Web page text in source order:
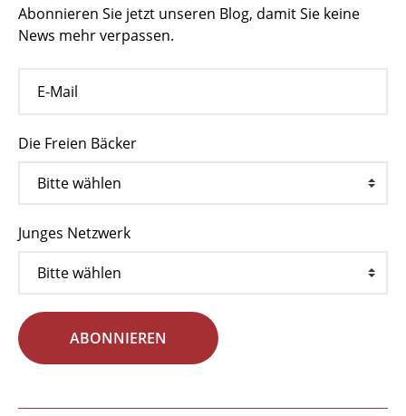
Abonnieren Sie jetzt unseren Blog, damit Sie keine
News mehr verpassen.
Die Freien Bäcker
Junges Netzwerk
ABONNIEREN